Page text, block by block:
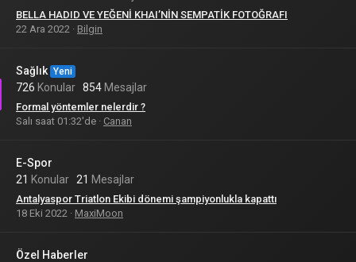
BELLA HADID VE YEĞENİ KHAI’NİN SEMPATİK FOTOĞRAFI
22 Ara 2022
Bilgin
Sağlık Yeni
726 Konular 854 Mesajlar
Formal yöntemler nelerdir ?
Salı saat 01:32'de
Canan
E-Spor
21 Konular 21 Mesajlar
Antalyaspor Triatlon Ekibi dönemi şampiyonlukla kapattı
18 Eki 2022
MaxiMoon
Özel Haberler